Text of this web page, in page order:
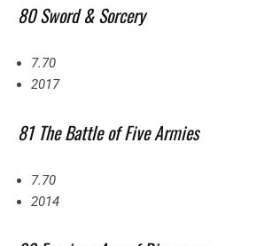
80 Sword & Sorcery
7.70
2017
81 The Battle of Five Armies
7.70
2014